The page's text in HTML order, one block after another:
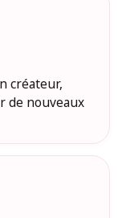
créateur,
de nouveaux